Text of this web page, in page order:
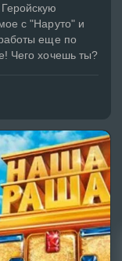
с "Наруто" и
еще по
Чего хочешь ты?